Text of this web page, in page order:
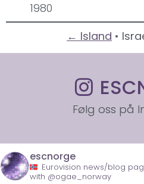
1980
← Island •
Følg oss på
escnorge
Eurovision news/blog
with @ogae_norway